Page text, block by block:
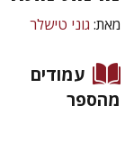
מאת: גוני טישלר
עמודים
מהספר